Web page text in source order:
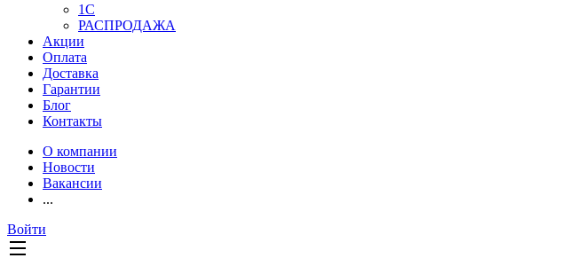
1С
РАСПРОДАЖА
Акции
Оплата
Доставка
Гарантии
Блог
Контакты
О компании
Новости
Вакансии
...
Войти